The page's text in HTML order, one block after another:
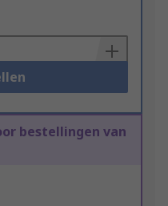
bestellingen van